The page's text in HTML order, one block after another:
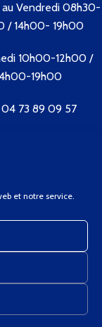
et notre service.
au Vendredi 08h30-
/ 14h00- 19h00
10h00-12h00 /
19h00
04 73 89 09 57